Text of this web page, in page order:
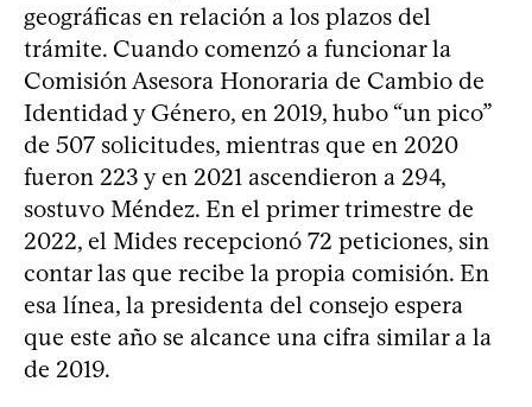
geográficas en relación a los plazos del
trámite. Cuando comenzó a funcionar la
Comisión Asesora Honoraria de Cambio de
Identidad y Género, en 2019, hubo “un pico”
de 507 solicitudes, mientras que en 2020
fueron 223 y en 2021 ascendieron a 294,
sostuvo Méndez. En el primer trimestre de
2022, el Mides recepcionó 72 peticiones, sin
contar las que recibe la propia comisión. En
esa línea, la presidenta del consejo espera
que este año se alcance una cifra similar a la
de 2019.